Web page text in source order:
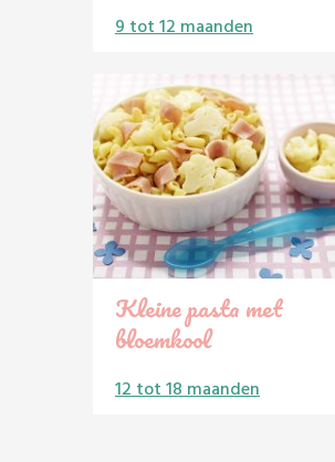
9 tot 12 maanden
Kleine pasta met
bloemkool
12 tot 18 maanden